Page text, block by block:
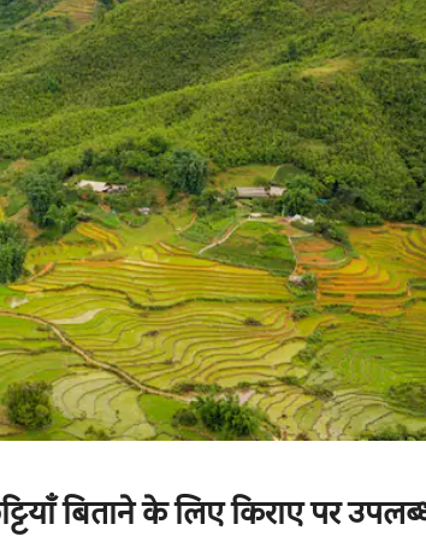
फिर स्वाइप जेस्चर का इस्तेमाल करके एक्सप्लोर करें।
बिताने के लिए किराए पर